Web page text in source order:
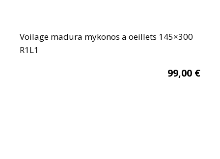
Voilage madura mykonos a oeillets 145×300
R1L1
99,00 €